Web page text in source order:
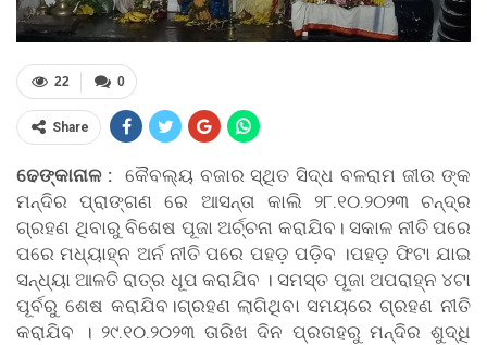
0
22
Share
ଢେଙ୍କାନାଳ :କୈବଲ୍ୟ ବଜାର ସ୍ଥିତ ସିଦ୍ଧ ବଳରାମ ଜୀଉ ଙ୍କ
ମନ୍ଦିର ପ୍ରାଙ୍ଗଣ ରେ ଆସନ୍ତା କାଲି ୨୮.୧୦.୨୦୨୩ ଚନ୍ଦ୍ର
ଗ୍ରହଣ ଥିବାରୁ ବିଶେଷ ପୂଜା ଅର୍ଚ୍ଚନା କରାଯିବ। ସକାଳ ନୀତି ପରେ
ପରେ ମଧ୍ୟାହ୍ନ ଅର୍ନ ନୀତି ପରେ ପହଡ଼ ପଡ଼ିବ ।ପହଡ଼ ଫିଟା ଯାଇ
ସନ୍ଧ୍ୟା ଆଳତି ରାତ୍ର ଧୂପ କରାଯିବ । ସମସ୍ତ ପୂଜା ଅପରାହ୍ନ ୪ଟା
ପୂର୍ବରୁ ଶେଷ କରାଯିବ।ଗ୍ରହଣ ଲାଗିଥିବା ସମୟରେ ଗ୍ରହଣ ନୀତି
କରାଯିବ । ୨୯.୧୦.୨୦୨୩ ତାରିଖ ଦିନ ପ୍ରତାହରୁ ମନ୍ଦିର ଶୁଦ୍ଧି